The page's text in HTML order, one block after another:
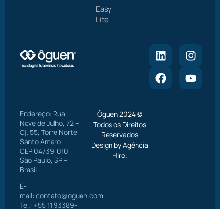
Easy
Lite
Endereço: Rua
Nove de Julho, 72 –
Cj. 55, Torre Norte
Santo Amaro –
CEP 04739-010
São Paulo, SP –
Brasil
E-
mail: contato@oguen.com
Tel.: +55 11 93389-
Ôguen 2024 ©
Todos os Direitos
Reservados
Design by Agência
Hiro.